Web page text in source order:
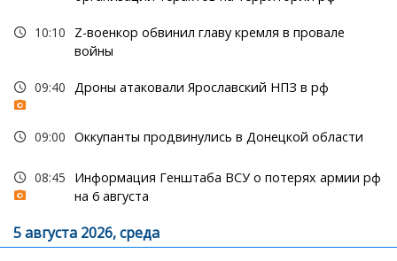
10:10
Z-военкор обвинил главу кремля в провале
войны
09:40 Дроны атаковали Ярославский НПЗ в рф
09:00 Оккупанты продвинулись в Донецкой области
08:45
Информация Генштаба ВСУ о потерях армии рф
на 6 августа
5 августа 2026, среда